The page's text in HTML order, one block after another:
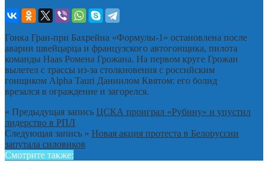
Гонка Гран-при Бахрейна «Формулы-1» остановлена после
аварии швейцарца и французского автогонщика, пилота
команды Haas Ромена Грожана. На первом круге Грожан
вылетел с трассы из-за столкновения с российским
гонщиком Alpha Tauri Даниилом Квятом: его болид
врезался в ограждение и загорелся.
« Предыдущая запись ЦСКА проиграл «Рубину» и упустил
лидерство в РПЛ
Следующая запись » Новая акция протеста в Белоруссии
запутала силовиков
Смотрите также: